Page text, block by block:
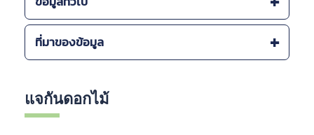
แจกันดอกไม้
ระบบนิเวศ :
- ดิบเขา
- เบญจพรรณ
ที่มาของข้อมูล
THAILAND, ONEP 2011
กรมอุทยานแห่งชาติ สัตว์ป่า และพันธุ์พืช
กรมอุทยานแห่งชาติ สัตว์ป่า และพันธุ์พืช